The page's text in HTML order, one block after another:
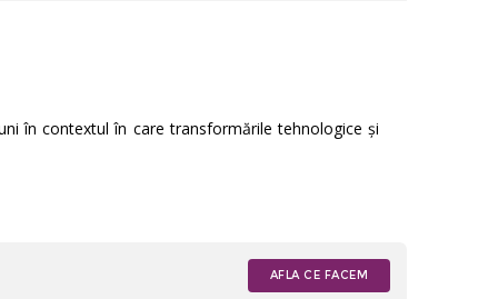
în contextul în care transformările tehnologice și
AFLA CE FACEM